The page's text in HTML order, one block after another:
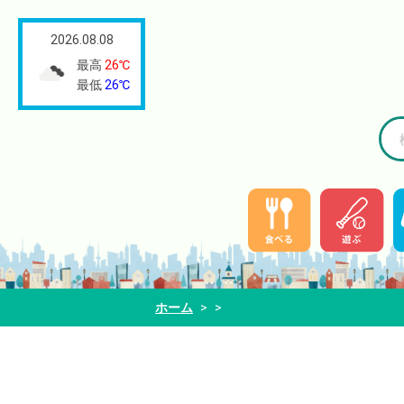
2026.08.08
最高 26℃
最低 26℃
ホーム > >